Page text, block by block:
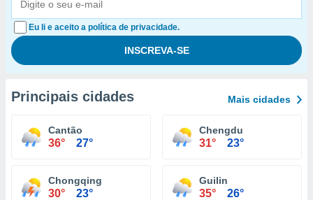
Eu li e aceito a política de privacidade.
Principais cidades Mais cidades
Cantão
36° 27°
Chengdu
31° 23°
Chongqing
30° 23°
Guilin
35° 26°